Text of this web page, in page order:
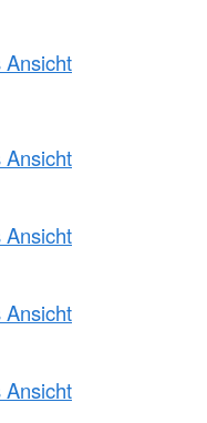
Ansicht
Ansicht
Ansicht
Ansicht
Ansicht